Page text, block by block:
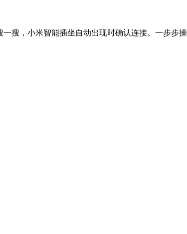
搜，小米智能插坐自动出现时确认连接。一步步